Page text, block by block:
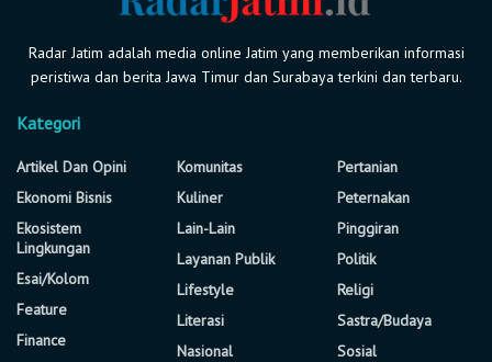
Radar Jatim adalah media online Jatim yang memberikan informasi
peristiwa dan berita Jawa Timur dan Surabaya terkini dan terbaru.
Kategori
Artikel Dan Opini
Ekonomi Bisnis
Ekosistem
Lingkungan
Esai/Kolom
Feature
Finance
Komunitas
Kuliner
Lain-Lain
Layanan Publik
Lifestyle
Literasi
Nasional
Pertanian
Peternakan
Pinggiran
Politik
Religi
Sastra/Budaya
Sosial